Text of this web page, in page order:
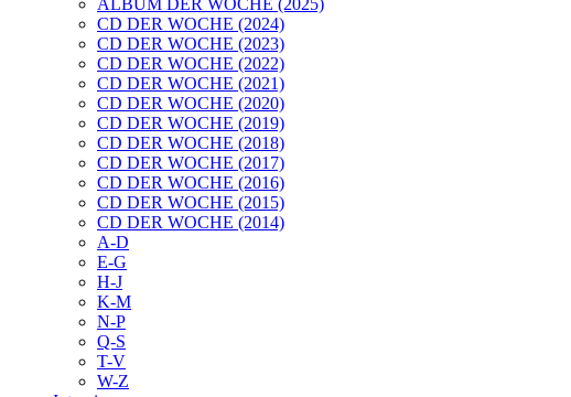
ALBUM DER WOCHE (2025)
CD DER WOCHE (2024)
CD DER WOCHE (2023)
CD DER WOCHE (2022)
CD DER WOCHE (2021)
CD DER WOCHE (2020)
CD DER WOCHE (2019)
CD DER WOCHE (2018)
CD DER WOCHE (2017)
CD DER WOCHE (2016)
CD DER WOCHE (2015)
CD DER WOCHE (2014)
A-D
E-G
H-J
K-M
N-P
Q-S
T-V
W-Z